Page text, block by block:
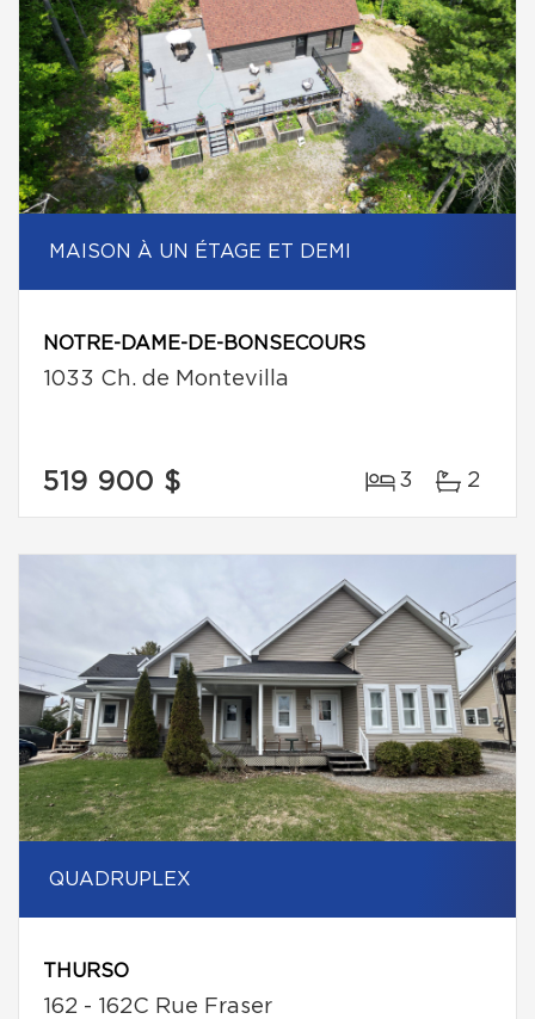
MAISON À UN ÉTAGE ET DEMI
NOTRE-DAME-DE-BONSECOURS
1033 Ch. de Montevilla
519 900 $ 3 2
QUADRUPLEX
THURSO
162 - 162C Rue Fraser